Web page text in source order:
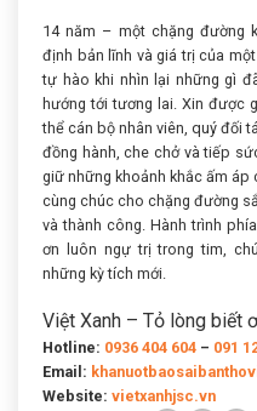
14 năm – một chặng đường
định bản lĩnh và giá trị của
tự hào khi nhìn lại những gì
hướng tới tương lai. Xin được
thể cán bộ nhân viên, quý đối
đồng hành, che chở và tiếp
giữ những khoảnh khắc ấm áp
cùng chúc cho chặng đường
và thành công. Hành trình
ơn luôn ngự trị trong tim,
những kỳ tích mới.
Việt Xanh – Tỏ lòng biết
Hotline: 0936 404 604 – 091
Email:
Website: vietxanhjsc.vn